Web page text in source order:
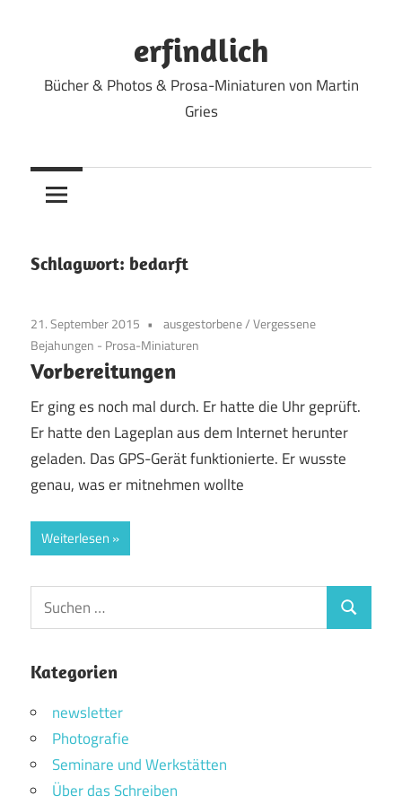
erfindlich
Bücher & Photos & Prosa-Miniaturen von Martin
Gries
Schlagwort: bedarft
21. September 2015 ausgestorbene/Vergessene
Bejahungen - Prosa-Miniaturen
Vorbereitungen
Er ging es noch mal durch. Er hatte die Uhr geprüft.
Er hatte den Lageplan aus dem Internet herunter
geladen. Das GPS-Gerät funktionierte. Er wusste
genau, was er mitnehmen wollte
Weiterlesen
Suchen
nach:
Suchen
Kategorien
newsletter
Photografie
Seminare und Werkstätten
Über das Schreiben